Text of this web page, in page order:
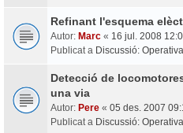
Refinant l'esquema
Autor: Marc « 16 jul. 2008
Publicat a Discussió:
Detecció de
una via
Autor: Pere « 05 des. 2007
Publicat a Discussió: